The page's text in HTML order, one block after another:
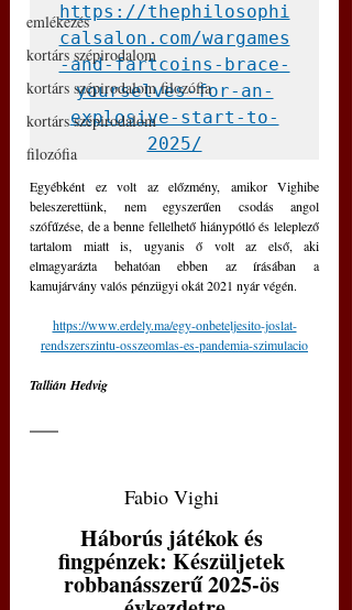
emlékezés
kortárs szépirodalom
kortárs szépirodalom filozófia
kortárs szépirodalom
filozófia
https://thephilosophi
calsalon.com/wargames
-and-fartcoins-brace-
yourselves-for-an-
explosive-start-to-
2025/
Egyébként ez volt az előzmény, amikor Vighibe
beleszerettünk, nem egyszerűen csodás angol
szófűzése, de a benne fellelhető hiánypótló és leleplező
tartalom miatt is, ugyanis ő volt az első, aki
elmagyarázta behatóan ebben az írásában a
kamujárvány valós pénzügyi okát 2021 nyár végén.
https://www.erdely.ma/egy-onbeteljesito-joslat-
rendszerszintu-osszeomlas-es-pandemia-szimulacio
Tallián Hedvig
Fabio Vighi
Háborús játékok és
fingpénzek: Készüljetek
robbanásszerű 2025-ös